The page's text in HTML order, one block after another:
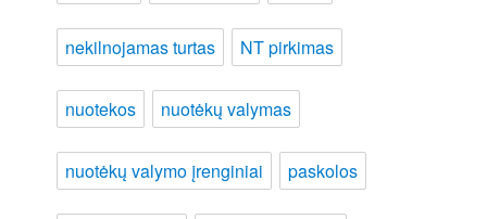
nekilnojamas turtas NT pirkimas
nuotekos nuotėkų valymas
nuotėkų valymo įrenginiai paskolos